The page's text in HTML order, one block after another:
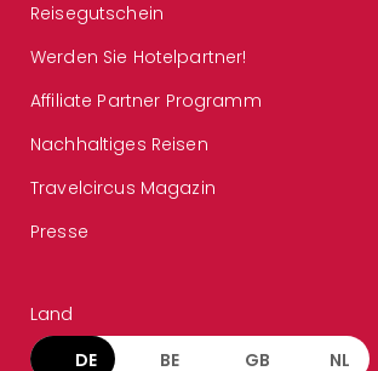
Reisegutschein
Werden Sie Hotelpartner!
Affiliate Partner Programm
Nachhaltiges Reisen
Travelcircus Magazin
Presse
Land
DE BE GB NL